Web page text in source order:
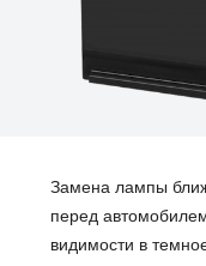
Замена лампы
перед
видимости в